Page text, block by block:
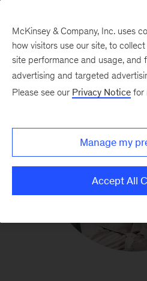
McKinsey & Company, Inc. uses
how visitors use our site, to
site performance and usage, and
advertising and targeted
Please see our Privacy Notice for
Manage my
Accept All